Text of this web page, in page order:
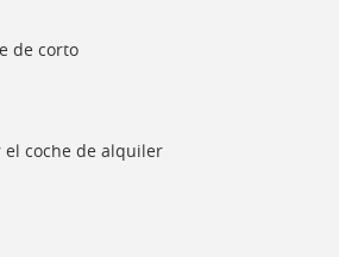
de corto
el coche de alquiler